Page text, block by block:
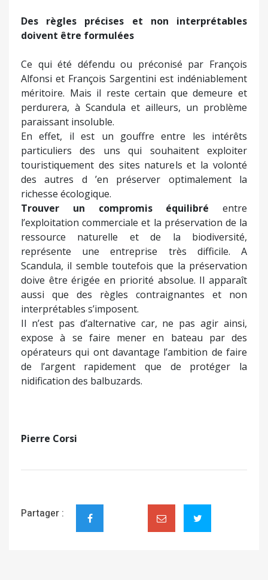
Des règles précises et non interprétables
doivent être formulées
Ce qui été défendu ou préconisé par François
Alfonsi et François Sargentini est indéniablement
méritoire. Mais il reste certain que demeure et
perdurera, à Scandula et ailleurs, un problème
paraissant insoluble.
En effet, il est un gouffre entre les intérêts
particuliers des uns qui souhaitent exploiter
touristiquement des sites naturels et la volonté
des autres d ’en préserver optimalement la
richesse écologique.
Trouver un compromis équilibré entre
l’exploitation commerciale et la préservation de la
ressource naturelle et de la biodiversité,
représente une entreprise très difficile. A
Scandula, il semble toutefois que la préservation
doive être érigée en priorité absolue. Il apparaît
aussi que des règles contraignantes et non
interprétables s’imposent.
Il n’est pas d’alternative car, ne pas agir ainsi,
expose à se faire mener en bateau par des
opérateurs qui ont davantage l’ambition de faire
de l’argent rapidement que de protéger la
nidification des balbuzards.
Pierre Corsi
Partager :